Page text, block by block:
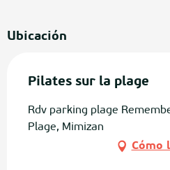
Ubicación
Pilates sur la plage
Rdv parking plage
Plage, Mimizan
Cómo